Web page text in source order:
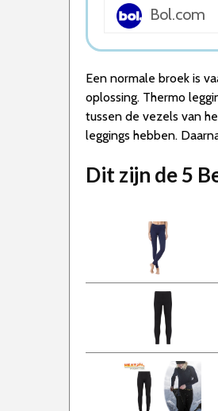
Bol.com
Een normale broek is
oplossing. Thermo
tussen de vezels van
leggings hebben.
Dit zijn de 5